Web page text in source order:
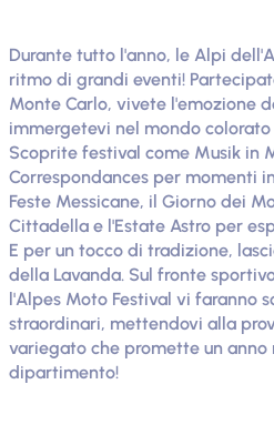
Durante tutto l'anno, le Alpi
ritmo di grandi eventi!
Monte Carlo, vivete l'emozione
immergetevi nel mondo
Scoprite festival come Musik in
Correspondances per momenti
Feste Messicane, il Giorno dei
Cittadella e l'Estate Astro per
E per un tocco di tradizione,
della Lavanda. Sul fronte
l'Alpes Moto Festival vi faranno
straordinari, mettendovi alla
variegato che promette un anno
dipartimento!